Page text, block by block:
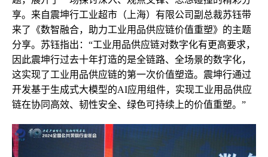
享。来自震坤行工业超市（上海）有限公司副总裁苏钰带
来了《数智融合，助力工业用品供应链价值重塑》的主题
分享。苏钰指出：“工业用品供应链对数字化有更高要求，
因此震坤行过去十年打造的是全链路、全场景的数字化，
这实现了工业用品供应链的第一次价值塑造。震坤行通过
开发基于生成式大模型的AI应用组件，实现工业用品供应
链在协同高效、韧性安全、绿色可持续上的价值重塑。”